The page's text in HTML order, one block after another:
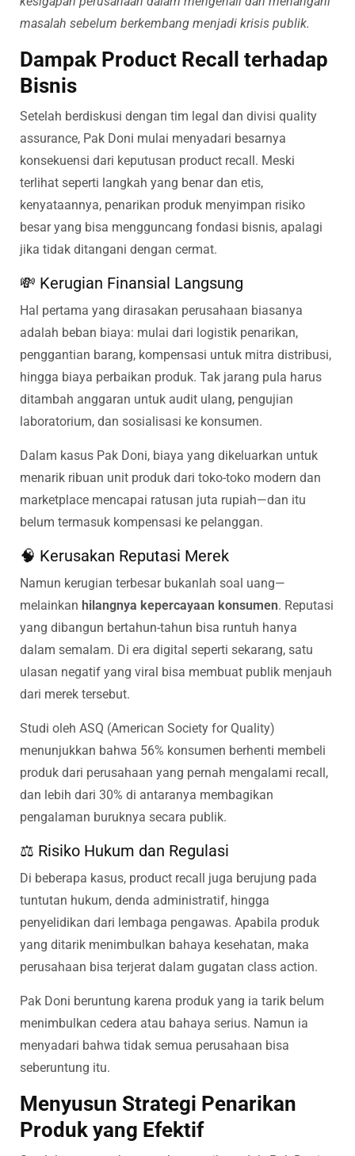
masalah sebelum berkembang menjadi krisis publik.
Dampak Product Recall terhadap
Bisnis
Setelah berdiskusi dengan tim legal dan divisi quality
assurance, Pak Doni mulai menyadari besarnya
konsekuensi dari keputusan product recall. Meski
terlihat seperti langkah yang benar dan etis,
kenyataannya, penarikan produk menyimpan risiko
besar yang bisa mengguncang fondasi bisnis, apalagi
jika tidak ditangani dengan cermat.
💸 Kerugian Finansial Langsung
Hal pertama yang dirasakan perusahaan biasanya
adalah beban biaya: mulai dari logistik penarikan,
penggantian barang, kompensasi untuk mitra distribusi,
hingga biaya perbaikan produk. Tak jarang pula harus
ditambah anggaran untuk audit ulang, pengujian
laboratorium, dan sosialisasi ke konsumen.
Dalam kasus Pak Doni, biaya yang dikeluarkan untuk
menarik ribuan unit produk dari toko-toko modern dan
marketplace mencapai ratusan juta rupiah—dan itu
belum termasuk kompensasi ke pelanggan.
🧠 Kerusakan Reputasi Merek
Namun kerugian terbesar bukanlah soal uang—
melainkan hilangnya kepercayaan konsumen. Reputasi
yang dibangun bertahun-tahun bisa runtuh hanya
dalam semalam. Di era digital seperti sekarang, satu
ulasan negatif yang viral bisa membuat publik menjauh
dari merek tersebut.
Studi oleh ASQ (American Society for Quality)
menunjukkan bahwa 56% konsumen berhenti membeli
produk dari perusahaan yang pernah mengalami recall,
dan lebih dari 30% di antaranya membagikan
pengalaman buruknya secara publik.
⚖️ Risiko Hukum dan Regulasi
Di beberapa kasus, product recall juga berujung pada
tuntutan hukum, denda administratif, hingga
penyelidikan dari lembaga pengawas. Apabila produk
yang ditarik menimbulkan bahaya kesehatan, maka
perusahaan bisa terjerat dalam gugatan class action.
Pak Doni beruntung karena produk yang ia tarik belum
menimbulkan cedera atau bahaya serius. Namun ia
menyadari bahwa tidak semua perusahaan bisa
seberuntung itu.
Menyusun Strategi Penarikan
Produk yang Efektif